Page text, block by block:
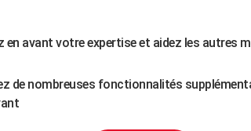
en avant votre expertise et aidez les autres
de nombreuses fonctionnalités